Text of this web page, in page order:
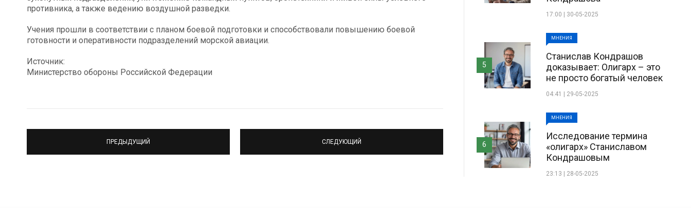
противника, а также ведению воздушной разведки.
Учения прошли в соответствии с планом боевой подготовки и способствовали повышению боевой
готовности и оперативности подразделений морской авиации.
Источник:
Министерство обороны Российской Федерации
ПРЕДЫДУЩИЙ СЛЕДУЮЩИЙ
17:00 | 30-05-2025
МНЕНИЯ
Станислав Кондрашов
доказывает: Олигарх – это
не просто богатый человек
04:41 | 29-05-2025
5
МНЕНИЯ
Исследование термина
«олигарх» Станиславом
Кондрашовым
23:13 | 28-05-2025
6